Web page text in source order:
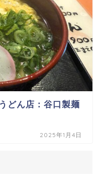
どん店：谷口製麺
2025年1月4日